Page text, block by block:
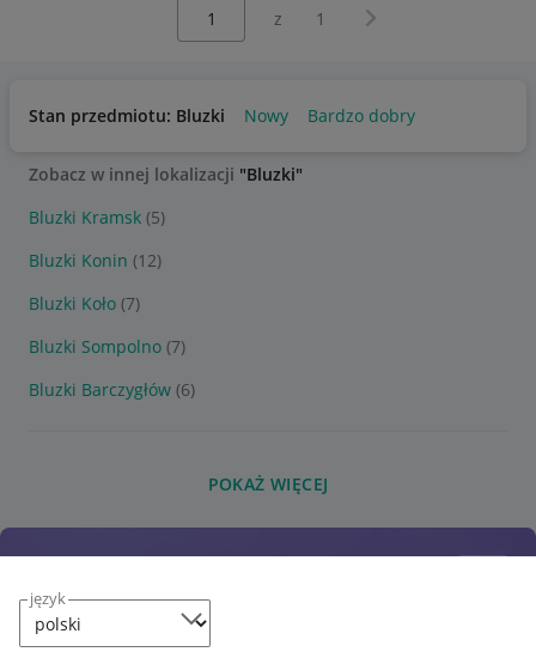
język
z 1 Następna strona
Stan przedmiotu: Bluzki Nowy Bardzo dobry
Zobacz w innej lokalizacji "Bluzki"
Bluzki Kramsk (5)
Bluzki Konin (12)
Bluzki Koło (7)
Bluzki Sompolno (7)
Bluzki Barczygłów (6)
POKAŻ WIĘCEJ